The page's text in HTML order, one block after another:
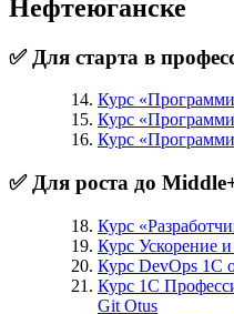
Нефтеюганске
✅ Для старта в
Курс
Курс
Курс
✅ Для роста до
Курс
Курс Ускорение
Курс DevOps 1С
Курс 1С
Git Otus